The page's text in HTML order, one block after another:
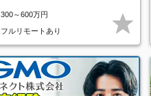
300～600万円
フルリモートあり